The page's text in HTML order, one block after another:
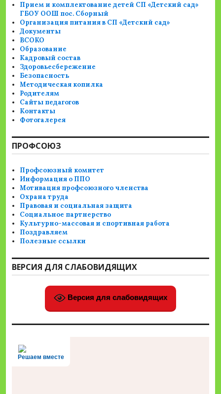
Прием и комплектование детей СП «Детский сад»
ГБОУ ООШ пос. Сборный
Организация питания в СП «Детский сад»
Документы
ВСОКО
Образование
Кадровый состав
Здоровьесбережение
Безопасность
Методическая копилка
Родителям
Сайты педагогов
Контакты
Фотогалерея
ПРОФСОЮЗ
Профсоюзный комитет
Информация о ППО
Мотивация профсоюзного членства
Охрана труда
Правовая и социальная защита
Социальное партнерство
Культурно-массовая и спортивная работа
Поздравляем
Полезные ссылки
ВЕРСИЯ ДЛЯ СЛАБОВИДЯЩИХ
Версия для слабовидящих
Решаем вместе